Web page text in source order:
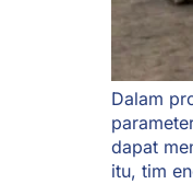
Dalam
dapat
itu, tim